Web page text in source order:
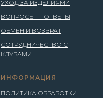
УХОД ЗА ИЗДЕЛИЯМИ
ВОПРОСЫ — ОТВЕТЫ
ОБМЕН И ВОЗВРАТ
СОТРУДНИЧЕСТВО С
КЛУБАМИ
ИНФОРМАЦИЯ
ПОЛИТИКА ОБРАБОТКИ